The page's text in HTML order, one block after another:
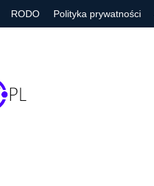
RODO Polityka prywatności